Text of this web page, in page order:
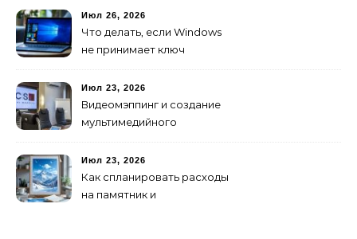
Июл 26, 2026
Что делать, если Windows
не принимает ключ
Июл 23, 2026
Видеомэппинг и создание
мультимедийного
будущего для пространств
Июл 23, 2026
Как спланировать расходы
на памятник и